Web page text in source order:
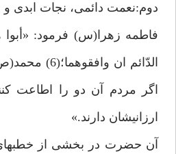
دوم:نعمت دائمى، نجات ابدى
فاطمه زهرا(س) فرمود: «أبوا
الدّائم ان
اگر مردم آن دو را اطاعت
ارزانيشان دارند.»
آن حضرت در بخشى از خطبه‏اى